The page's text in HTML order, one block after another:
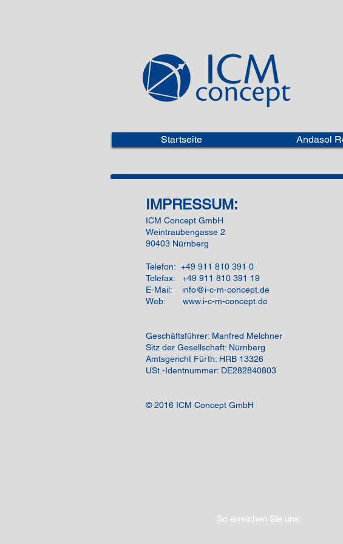
Startseite Andasol
IMPRESSUM:
ICM Concept GmbH
Weintraubengasse 2
90403 Nürnberg
Telefon: +49 911 810 391 0
Telefax: +49 911 810 391 19
E-Mail: info@i-c-m-concept.de
Web: www.i-c-m-concept.de
Geschäftsführer: Manfred Melchner
Sitz der Gesellschaft: Nürnberg
Amtsgericht Fürth: HRB 13326
USt.-Identnummer: DE282840803
© 2016 ICM Concept GmbH
So erreichen Sie uns: